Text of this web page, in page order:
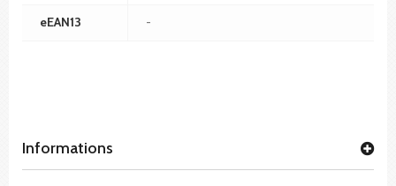
eEAN13 -
Informations